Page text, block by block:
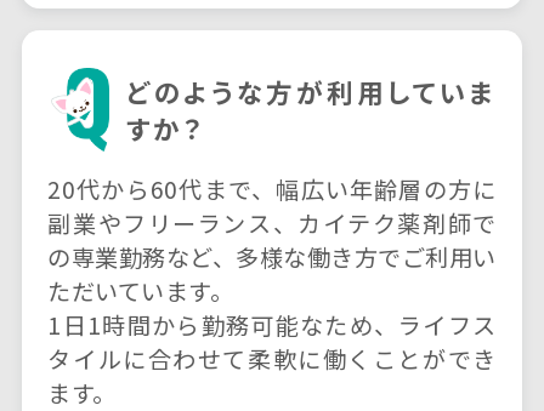
どのような方が利用していま
すか？
20代から60代まで、幅広い年齢層の方に
副業やフリーランス、カイテク薬剤師で
の専業勤務など、多様な働き方でご利用い
ただいています。
1日1時間から勤務可能なため、ライフス
タイルに合わせて柔軟に働くことができ
ます。